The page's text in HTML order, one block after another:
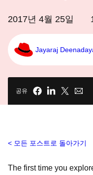
2017년 4월 25일
Jayaraj
공유
모든 포스트로 돌아가기
The first time you